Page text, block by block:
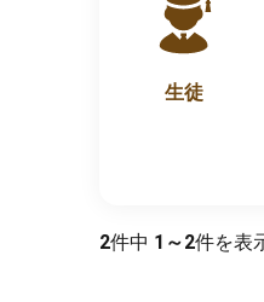
生徒
2件中 1～2件を表